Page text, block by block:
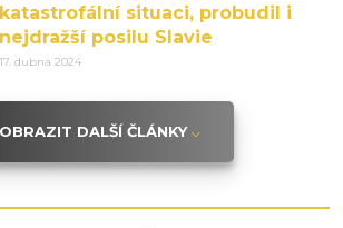
katastrofální situaci, probudil i
nejdražší posilu Slavie
17. dubna 2024
DALŠÍ ČLÁNKY